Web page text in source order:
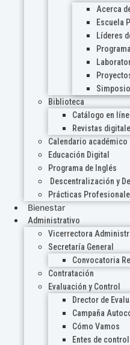
Acerca
Escuela
Líderes
Biblioteca
Catálogo en
Revistas
Calendario académico
Educación Digital
Programa de Inglés
Descentralización y
Prácticas
Bienestar
Administrativo
Vicerrectora
Secretaría General
Convocatoria
Contratación
Evaluación y Control
Drector de
Campaña
Cómo Vamos
Entes de control